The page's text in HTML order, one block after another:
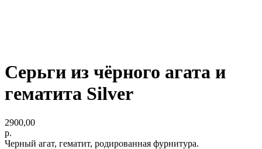
Серьги из чёрного агата и
гематита Silver
2900,00
р.
Черный агат, гематит, родированная фурнитура.